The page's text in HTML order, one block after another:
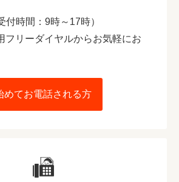
付時間：9時～17時）
フリーダイヤルからお気軽にお
めてお電話される方